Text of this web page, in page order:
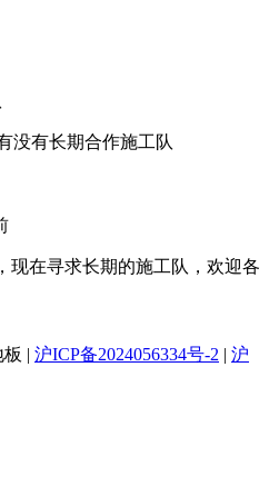
没有长期合作施工队
现在寻求长期的施工队，欢迎各
| 沪ICP备2024056334号-2 | 沪